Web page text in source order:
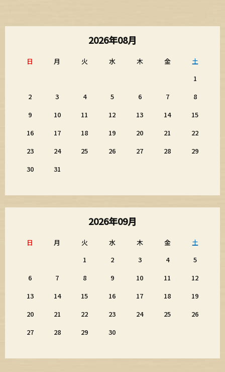
2026年08月
日 月 火 水 木 金
土
1
2
3 4 5 6 7
8
9
10 11 12 13 14
15
16
17 18 19 20 21
22
23
24 25 26 27 28
29
30
31
2026年09月
日 月 火 水 木 金
土
1
2 3 4
5
6
7 8 9 10 11
12
13
14 15 16 17 18
19
20
21 22 23 24 25
26
27
28 29 30